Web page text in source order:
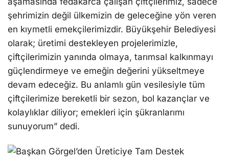
şehrimizin değil ülkemizin de geleceğine yön veren
en kıymetli emekçilerimizdir. Büyükşehir Belediyesi
olarak; üretimi destekleyen projelerimizle,
çiftçilerimizin yanında olmaya, tarımsal kalkınmayı
güçlendirmeye ve emeğin değerini yükseltmeye
devam edeceğiz. Bu anlamlı gün vesilesiyle tüm
çiftçilerimize bereketli bir sezon, bol kazançlar ve
kolaylıklar diliyor; emekleri için şükranlarımı
sunuyorum” dedi.